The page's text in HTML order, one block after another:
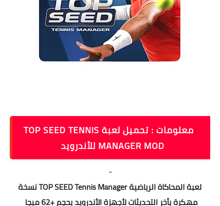
معلومات : تحميل لعبة TOP SEED TENNIS
MANAGER MOD‏ للأندرويد
-
لعبة المحاكاة الرياضية TOP SEED Tennis Manager نسخة
مهكرة بأخر التحديثات لأجهزة الأندرويد بحجم +62 ميجا